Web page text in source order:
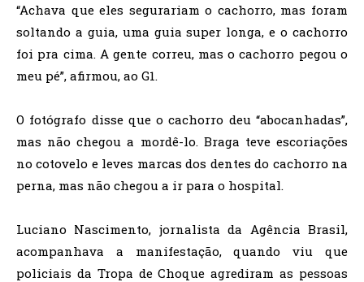
“Achava que eles segurariam o cachorro, mas foram
soltando a guia, uma guia super longa, e o cachorro
foi pra cima. A gente correu, mas o cachorro pegou o
meu pé”, afirmou, ao G1.
O fotógrafo disse que o cachorro deu “abocanhadas”,
mas não chegou a mordê-lo. Braga teve escoriações
no cotovelo e leves marcas dos dentes do cachorro na
perna, mas não chegou a ir para o hospital.
Luciano Nascimento, jornalista da Agência Brasil,
acompanhava a manifestação, quando viu que
policiais da Tropa de Choque agrediram as pessoas